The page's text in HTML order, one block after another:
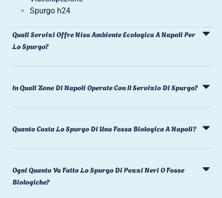
Spurgo h24
Quali Servizi Offre Nisa Ambiente Ecologica A Napoli Per
Lo Spurgo?
In Quali Zone Di Napoli Operate Con Il Servizio Di Spurgo?
Quanto Costa Lo Spurgo Di Una Fossa Biologica A Napoli?
Ogni Quanto Va Fatto Lo Spurgo Di Pozzi Neri O Fosse
Biologiche?